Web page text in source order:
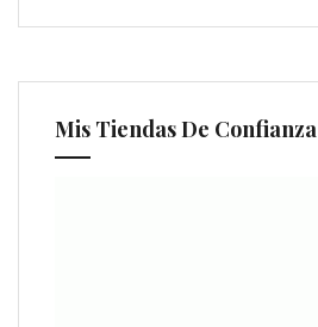
Mis Tiendas De Confianza